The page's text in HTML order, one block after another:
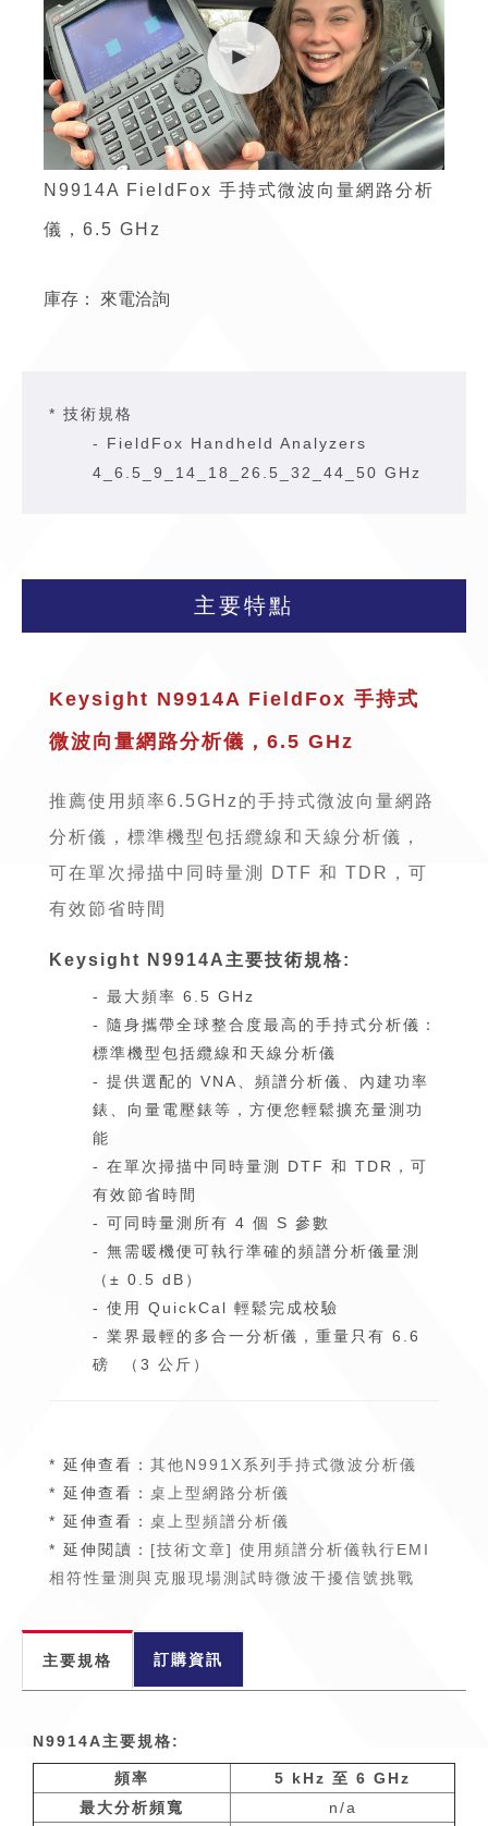
N9914A FieldFox 手持式微波向量網路分析
儀，6.5 GHz
庫存： 來電洽詢
* 技術規格
- FieldFox Handheld Analyzers
4_6.5_9_14_18_26.5_32_44_50 GHz
主要特點
Keysight N9914A FieldFox 手持式
微波向量網路分析儀，6.5 GHz
推薦使用頻率6.5GHz的手持式微波向量網路
分析儀，標準機型包括纜線和天線分析儀，
可在單次掃描中同時量測 DTF 和 TDR，可
有效節省時間
Keysight N9914A主要技術規格:
- 最大頻率 6.5 GHz
- 隨身攜帶全球整合度最高的手持式分析儀：
標準機型包括纜線和天線分析儀
- 提供選配的 VNA、頻譜分析儀、內建功率
錶、向量電壓錶等，方便您輕鬆擴充量測功
能
- 在單次掃描中同時量測 DTF 和 TDR，可
有效節省時間
- 可同時量測所有 4 個 S 參數
- 無需暖機便可執行準確的頻譜分析儀量測
（± 0.5 dB）
- 使用 QuickCal 輕鬆完成校驗
- 業界最輕的多合一分析儀，重量只有 6.6
磅 （3 公斤）
* 延伸查看： 其他N991X系列手持式微波分析儀
* 延伸查看： 桌上型網路分析儀
* 延伸查看： 桌上型頻譜分析儀
* 延伸閱讀： [技術文章] 使用頻譜分析儀執行EMI
相符性量測與克服現場測試時微波干擾信號挑戰
主要規格 訂購資訊
N9914A主要規格:
頻率 5 kHz 至 6 GHz
最大分析頻寬
n/a